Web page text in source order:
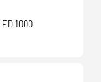
1000